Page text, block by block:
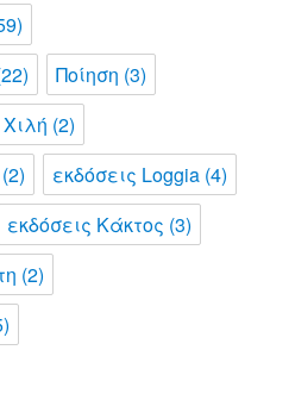
Ποίηση (3)
Χιλή (2)
(2) εκδόσεις Loggia (4)
εκδόσεις Κάκτος (3)
(2)